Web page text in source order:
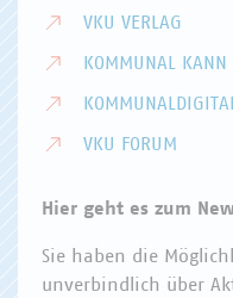
VKU VERLAG
KOMMUNAL KANN
VKU FORUM
Hier geht es zum
Sie haben die
unverbindlich über